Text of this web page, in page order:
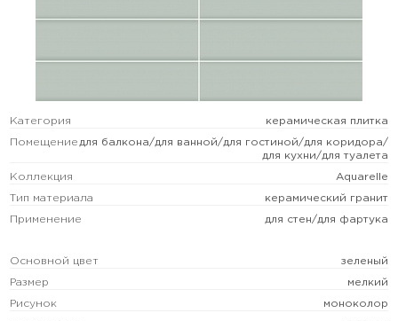
Категория керамическая плитка
Помещение для балкона/для ванной/для гостиной/для коридора/
для кухни/для туалета
Коллекция Aquarelle
Тип материала керамический гранит
Применение для стен/для фартука
Основной цвет зеленый
Размер мелкий
Рисунок моноколор